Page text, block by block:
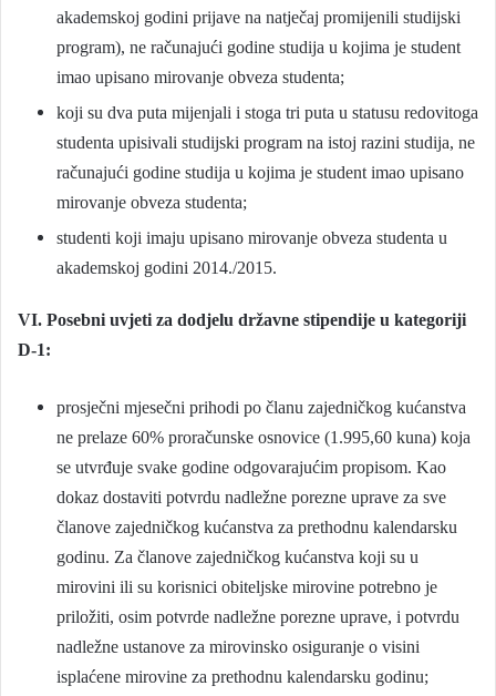
akademskoj godini prijave na natječaj promijenili studijski
program), ne računajući godine studija u kojima je student
imao upisano mirovanje obveza studenta;
koji su dva puta mijenjali i stoga tri puta u statusu redovitoga
studenta upisivali studijski program na istoj razini studija, ne
računajući godine studija u kojima je student imao upisano
mirovanje obveza studenta;
studenti koji imaju upisano mirovanje obveza studenta u
akademskoj godini 2014./2015.
VI. Posebni uvjeti za dodjelu državne stipendije u kategoriji
D-1:
prosječni mjesečni prihodi po članu zajedničkog kućanstva
ne prelaze 60% proračunske osnovice (1.995,60 kuna) koja
se utvrđuje svake godine odgovarajućim propisom. Kao
dokaz dostaviti potvrdu nadležne porezne uprave za sve
članove zajedničkog kućanstva za prethodnu kalendarsku
godinu. Za članove zajedničkog kućanstva koji su u
mirovini ili su korisnici obiteljske mirovine potrebno je
priložiti, osim potvrde nadležne porezne uprave, i potvrdu
nadležne ustanove za mirovinsko osiguranje o visini
isplaćene mirovine za prethodnu kalendarsku godinu;